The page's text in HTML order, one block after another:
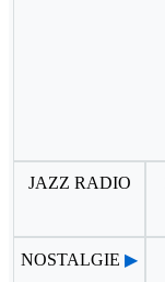
JAZZ RADIO
NOSTALGIE ▶